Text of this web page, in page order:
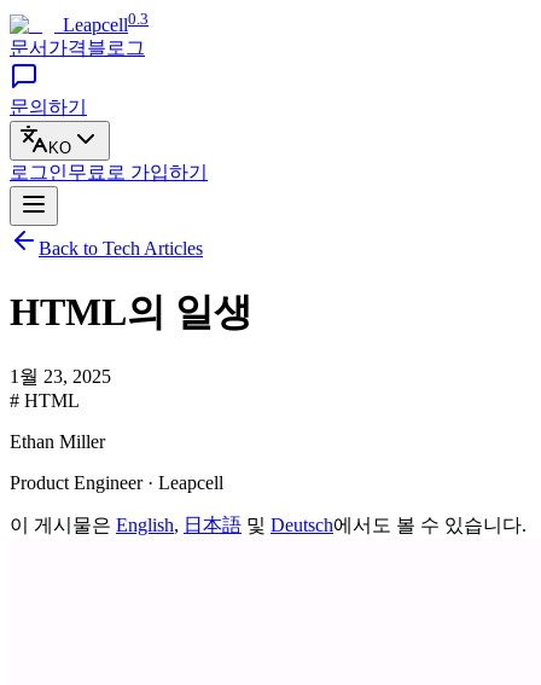
Leapcell0.3
문서 가격블로그
문의하기
KO
로그인무료로 가입하기
Back to Tech Articles
HTML의 일생
1월 23, 2025
# HTML
Ethan Miller
Product Engineer · Leapcell
이 게시물은 English, 日本語 및 Deutsch에서도 볼 수 있습니다.